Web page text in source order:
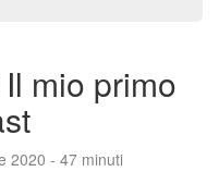
mio primo
2020 - 47 minuti